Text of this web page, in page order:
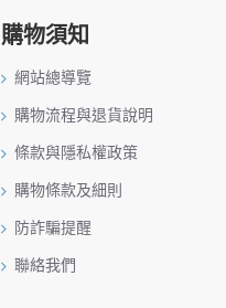
購物須知
網站總導覽
購物流程與退貨說明
條款與隱私權政策
購物條款及細則
防詐騙提醒
聯絡我們